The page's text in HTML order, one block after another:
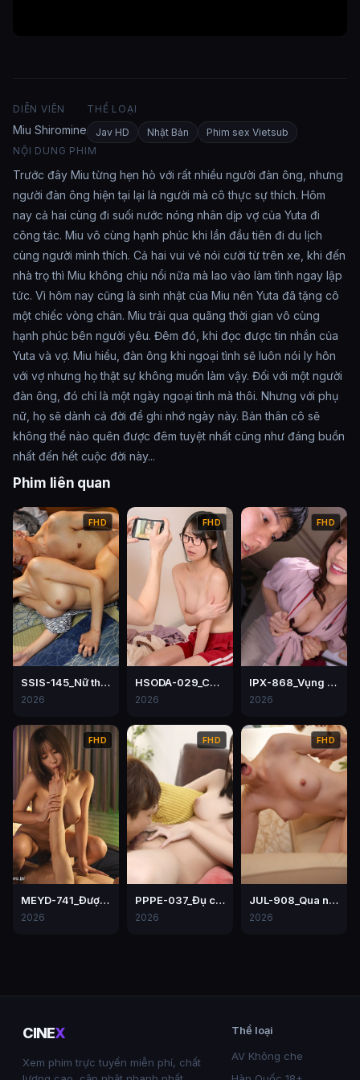
DIỄN VIÊN
Miu Shiromine
THỂ LOẠI
Jav HD
Nhật Bản
Phim sex Vietsub
NỘI DUNG PHIM
Trước đây Miu từng hẹn hò với rất nhiều người đàn ông, nhưng
người đàn ông hiện tại lại là người mà cô thực sự thích. Hôm
nay cả hai cùng đi suối nước nóng nhân dịp vợ của Yuta đi
công tác. Miu vô cùng hạnh phúc khi lần đầu tiên đi du lịch
cùng người mình thích. Cả hai vui vẻ nói cười từ trên xe, khi đến
nhà trọ thì Miu không chịu nổi nữa mà lao vào làm tình ngay lập
tức. Vì hôm nay cũng là sinh nhật của Miu nên Yuta đã tặng cô
một chiếc vòng chân. Miu trải qua quãng thời gian vô cùng
hạnh phúc bên người yêu. Đêm đó, khi đọc được tin nhắn của
Yuta và vợ. Miu hiểu, đàn ông khi ngoại tình sẽ luôn nói ly hôn
với vợ nhưng họ thật sự không muốn làm vậy. Đối với một người
đàn ông, đó chỉ là một ngày ngoại tình mà thôi. Nhưng với phụ
nữ, họ sẽ dành cả đời để ghi nhớ ngày này. Bản thân cô sẽ
không thể nào quên được đêm tuyệt nhất cũng như đáng buồn
nhất đến hết cuộc đời này...
Phim liên quan
FHD
SSIS-145_Nữ thư ký bị chịch tơi tả trong một lần đi công tác với sếp
2026
FHD
HSODA-029_Cô chị kế đã ngồi lên mặt của tôi như thế này Mori Hinako
2026
FHD
IPX-868_Vụng trộm nơi công sở – Momo Sakura
2026
FHD
MEYD-741_Được cô đồng nghiệp bú cu mỗi ngày vì chồng lạnh nhạt
2026
FHD
PPPE-037_Đụ chị của người yêu – Hiyori Yoshioka
2026
FHD
JUL-908_Qua nhà bạn thân chơi, thanh niên chơi mẹ của bạn
2026
CINEX
Xem phim trực tuyến miễn phí, chất
Thể loại
AV Không che